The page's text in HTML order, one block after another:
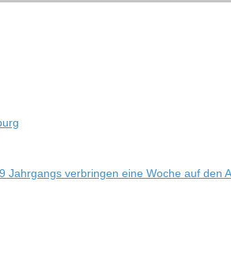
Jahr­gangs ver­brin­gen eine Woche auf den